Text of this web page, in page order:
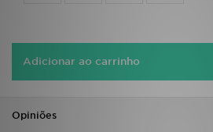
Adicionar ao carrinho
Opiniões
ESTADO DO TEU PEDIDO